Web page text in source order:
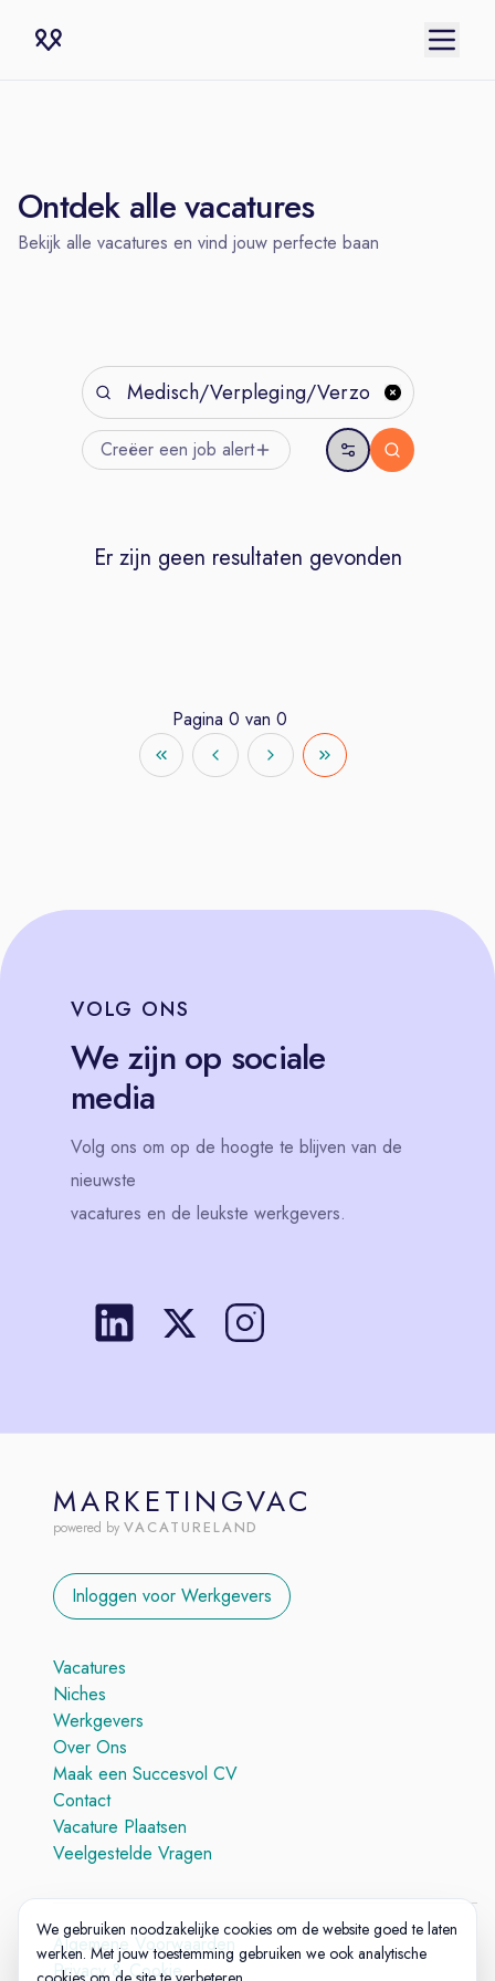
Ontdek alle vacatures
Bekijk alle vacatures en vind jouw perfecte baan
Creëer een job alert
Er zijn geen resultaten gevonden
Pagina 0 van 0
VOLG ONS
We zijn op sociale
media
Volg ons om op de hoogte te blijven van de
nieuwste
vacatures en de leukste werkgevers.
MARKETINGVAC
powered by VACATURELAND
Inloggen voor Werkgevers
Vacatures
Niches
Werkgevers
Over Ons
Maak een Succesvol CV
Contact
Vacature Plaatsen
Veelgestelde Vragen
Algemene Voorwaarden
Privacy & Cookie
We gebruiken noodzakelijke cookies om de website goed te laten
werken. Met jouw toestemming gebruiken we ook analytische